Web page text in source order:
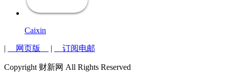
Caixin
| 网页版 | 订阅电邮
Copyright 财新网 All Rights Reserved